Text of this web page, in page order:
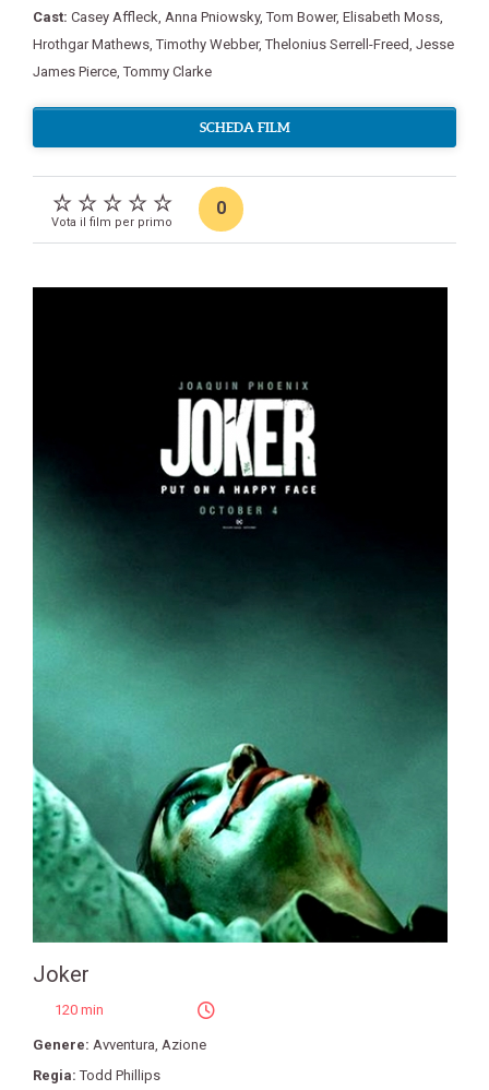
Cast: Casey Affleck, Anna Pniowsky,Tom Bower, Elisabeth Moss,
Hrothgar Mathews,Timothy Webber,Thelonius Serrell-Freed, Jesse
James Pierce,Tommy Clarke
SCHEDA FILM
Vota il film per primo
0
Joker
120 min
Genere: Avventura, Azione
Regia:Todd Phillips